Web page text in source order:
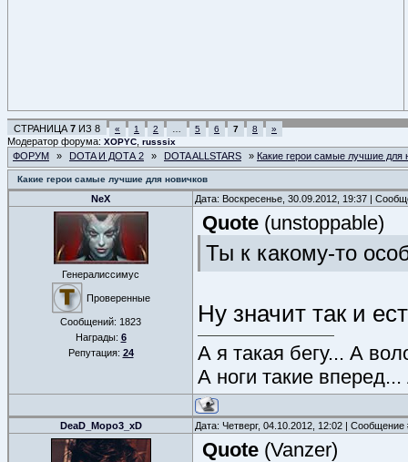
СТРАНИЦА 7 ИЗ 8 « 1 2 5 6 7 8 »
Модератор форума: XOPYC russsix
ФОРУМ » DOTA И ДОТА 2 » DOTA ALLSTARS » Какие герои самые лучшие для
Какие герои самые лучшие для новичков
NeX Дата: Воскресенье, 30.09.2012, 19:37 |
Генералиссимус
Проверенные
Сообщений: 1823
Награды: 6
Репутация: 24
Quote (unstoppable)
Ты к какому-то
Ну значит так и
А я такая бегу... А
А ноги такие
DeaD_Mopo3_xD Дата: Четверг, 04.10.2012, 12:02 |
Quote (Vanzer)